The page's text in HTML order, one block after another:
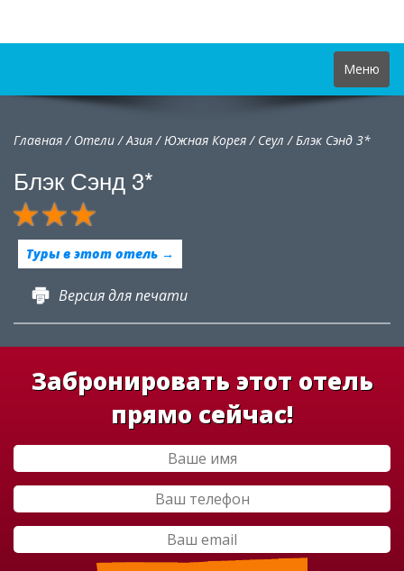
Toggle
navigation
Меню
Главная/ Отели/Азия/Южная Корея/ Сеул /Блэк Сэнд 3*
Блэк Сэнд 3*
Туры в этот отель →
Версия для печати
Забронировать этот отель
прямо сейчас!